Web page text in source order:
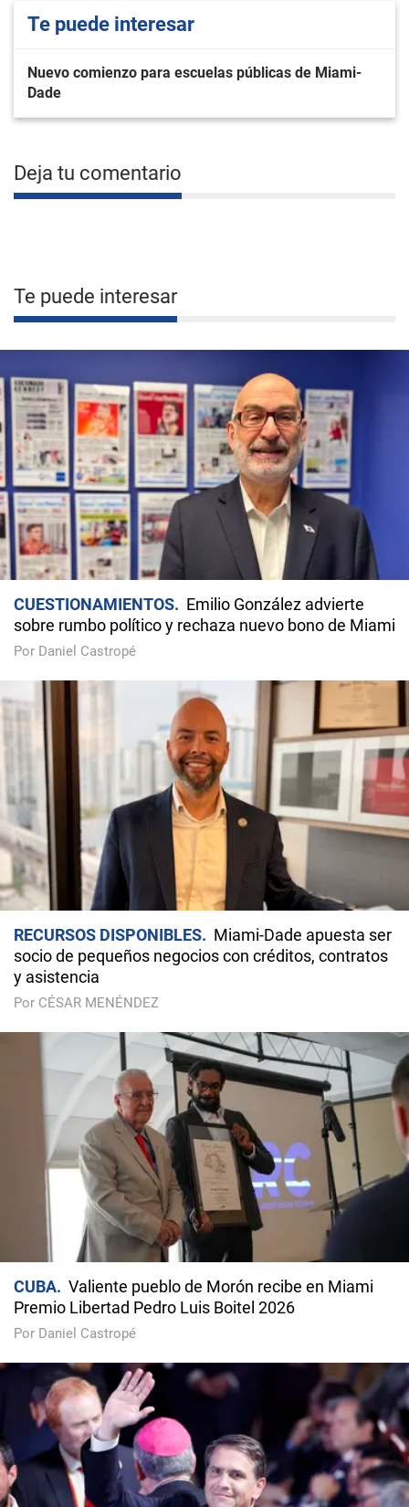
Te puede interesar
Nuevo comienzo para escuelas públicas de Miami-
Dade
Deja tu comentario
Te puede interesar
CUESTIONAMIENTOS
Emilio González advierte
sobre rumbo político y rechaza nuevo bono de Miami
Por Daniel Castropé
RECURSOS DISPONIBLES
Miami-Dade apuesta ser
socio de pequeños negocios con créditos, contratos
y asistencia
Por CÉSAR MENÉNDEZ
CUBA
Valiente pueblo de Morón recibe en Miami
Premio Libertad Pedro Luis Boitel 2026
Por Daniel Castropé